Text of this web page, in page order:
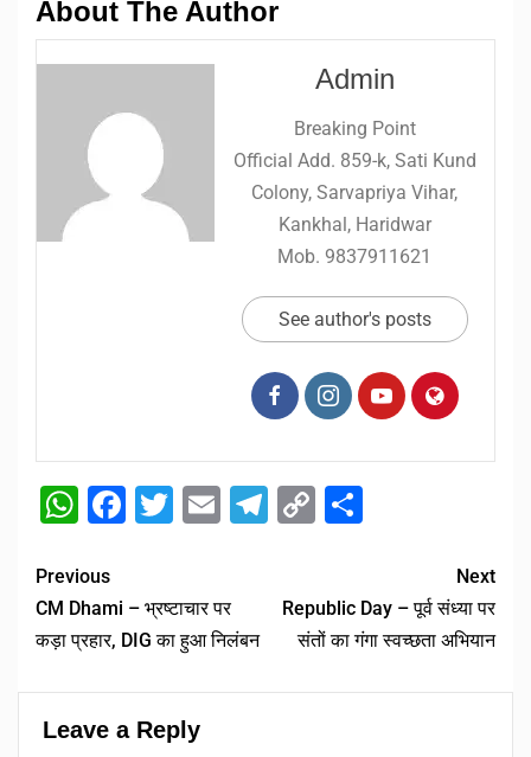
About The Author
Admin
Breaking Point
Official Add. 859-k, Sati Kund
Colony, Sarvapriya Vihar,
Kankhal, Haridwar
Mob. 9837911621
See author's posts
WhatsApp
Facebook
Twitter
EmailTelegram
Copy
Previous
CM Dhami – भ्रष्टाचार पर
कड़ा प्रहार, DIG का हुआ निलंबन
Next
Republic Day – पूर्व संध्या पर
संतों का गंगा स्वच्छता अभियान
Leave a Reply